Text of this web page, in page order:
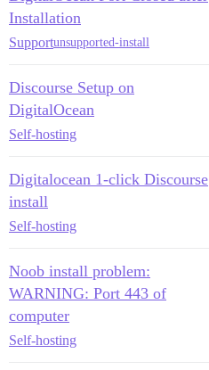
Installation
Supportunsupported-install
Discourse Setup on
DigitalOcean
Self-hosting
Digitalocean 1-click Discourse
install
Self-hosting
Noob install problem:
WARNING: Port 443 of
computer
Self-hosting